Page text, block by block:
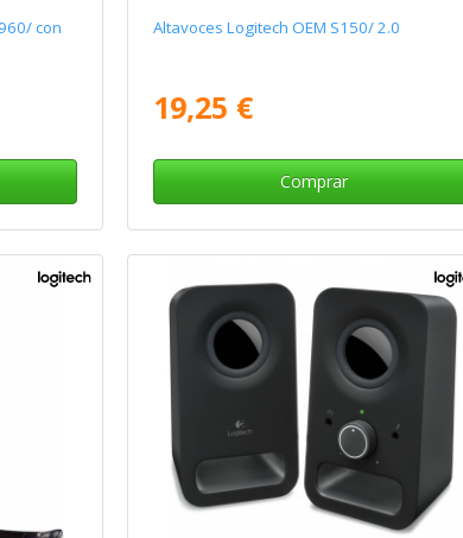
con
Altavoces Logitech OEM S150/ 2.0
19,25 €
Comprar